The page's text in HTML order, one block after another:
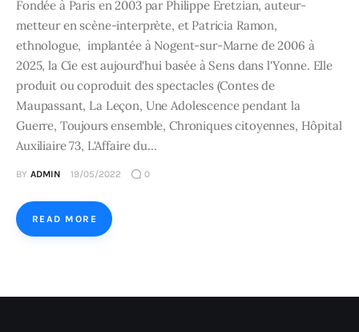
Fondée à Paris en 2003 par Philippe Eretzian, auteur-
metteur en scène-interprète, et Patricia Ramon,
ethnologue, implantée à Nogent-sur-Marne de 2006 à
2025, la Cie est aujourd'hui basée à Sens dans l'Yonne. Elle
produit ou coproduit des spectacles (Contes de
Maupassant, La Leçon, Une Adolescence pendant la
Guerre, Toujours ensemble, Chroniques citoyennes, Hôpital
Auxiliaire 73, L'Affaire du…
BY ADMIN 19/05/2022 0
READ MORE